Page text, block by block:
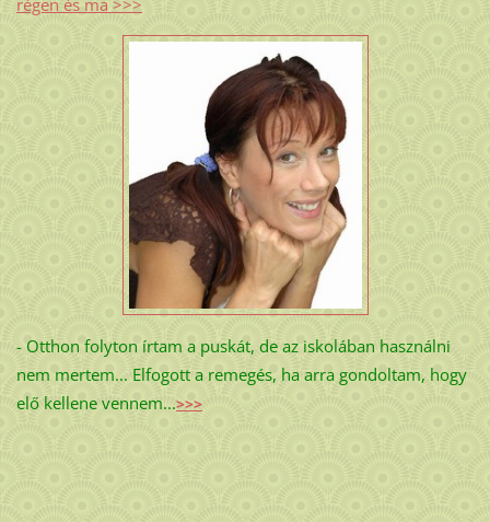
régen és ma >>>
- Otthon folyton írtam a puskát, de az iskolában használni
nem mertem... Elfogott a remegés, ha arra gondoltam, hogy
elő kellene vennem...>>>